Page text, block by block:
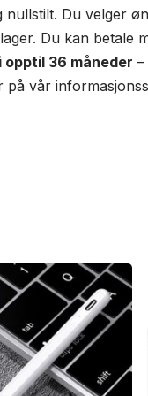
nullstilt. Du velger
Du kan betale
opptil 36 måneder
vår